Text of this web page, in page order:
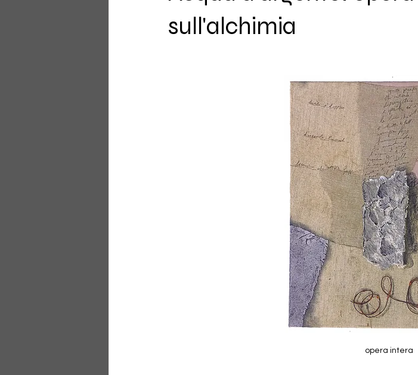
sull'alchimia
opera intera